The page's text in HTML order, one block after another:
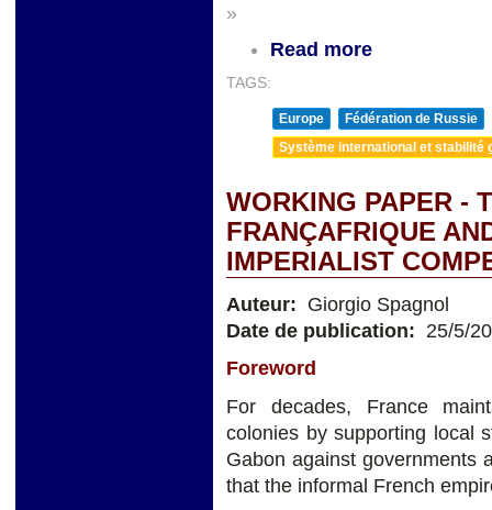
»
Read more
TAGS:
Europe
Fédération de Russie
Système international et stabilité
WORKING PAPER -
FRANÇAFRIQUE
IMPERIALIST
Auteur: Giorgio Spagnol
Date de publication: 25/5/
Foreword
For decades, France
colonies by supporting local
Gabon against governments
that the informal French